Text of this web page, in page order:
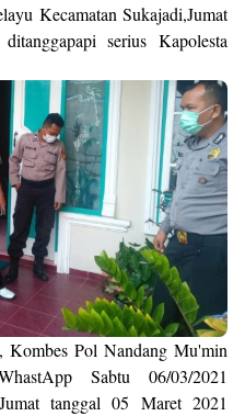
Kecamatan Sukajadi,Jumat
serius Kapolesta
Kombes Pol Nandang Mu'min
Sabtu 06/03/2021
tanggal 05 Maret 2021